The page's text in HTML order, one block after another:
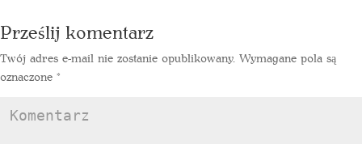
Prześlij komentarz
Twój adres e-mail nie zostanie opublikowany. Wymagane pola są
oznaczone *